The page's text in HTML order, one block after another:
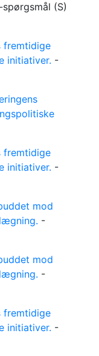
(S)
fremtidige
initiativer. -
fremtidige
initiativer. -
mod
-
mod
-
fremtidige
initiativer. -